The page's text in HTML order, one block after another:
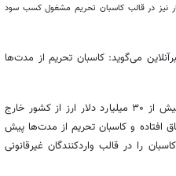
نیز در قالب کاسبان تحریم مشغول کسب سود
می‌گوید:‌ کاسبان تحریم از مدت‌ها
مجیدرضا حریری می‌افزاید: براساس آمارهای رسمی در یک سال و نیم اخیر بیش از ۳۰ میلیارد دلار ارز از کشور خارج
افتاده و کاسبان تحریم از مدت‌ها پیش
را در قالب واردکنندگان غیرقانونی